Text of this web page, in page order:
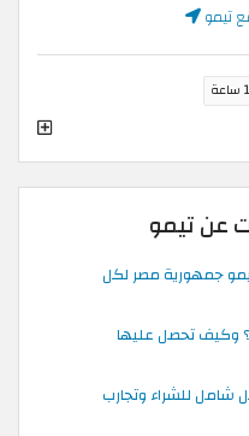
تيمو
1 ساعة
عن تيمو
تيمو جمهورية مصر لكل
وكيف تحصل عليها
شامل للشراء وتجارب